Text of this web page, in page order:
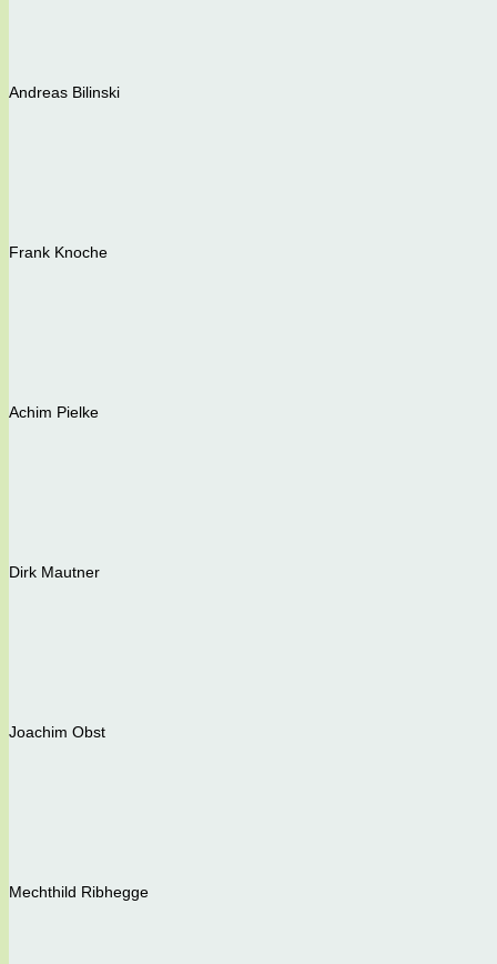
Andreas Bilinski
Frank Knoche
Achim Pielke
Dirk Mautner
Joachim Obst
Mechthild Ribhegge